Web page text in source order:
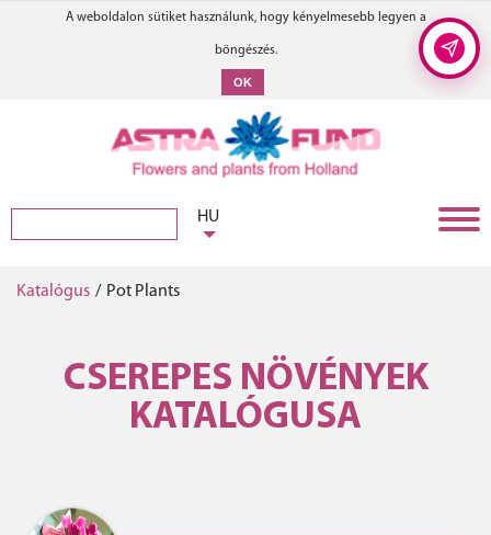
A weboldalon sütiket használunk, hogy kényelmesebb legyen a
böngészés.
OK
HU
Katalógus / Pot Plants
CSEREPES NÖVÉNYEK
KATALÓGUSA